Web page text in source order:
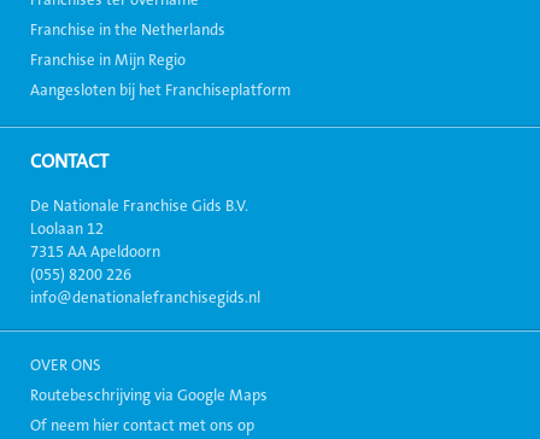
Franchise in the Netherlands
Franchise in Mijn Regio
Aangesloten bij het Franchiseplatform
CONTACT
De Nationale Franchise Gids B.V.
Loolaan 12
7315 AA Apeldoorn
(055) 8200 226
info@denationalefranchisegids.nl
OVER ONS
Routebeschrijving via Google Maps
Of neem hier contact met ons op